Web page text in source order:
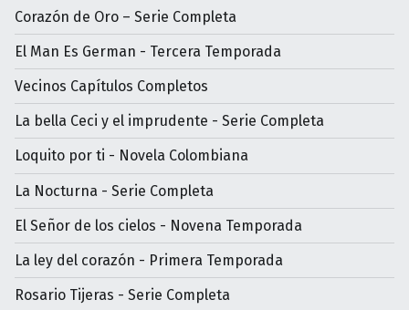
Corazón de Oro – Serie Completa
El Man Es German - Tercera Temporada
Vecinos Capítulos Completos
La bella Ceci y el imprudente - Serie Completa
Loquito por ti - Novela Colombiana
La Nocturna - Serie Completa
El Señor de los cielos - Novena Temporada
La ley del corazón - Primera Temporada
Rosario Tijeras - Serie Completa